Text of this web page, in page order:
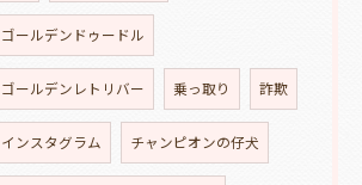
ゴールデンドゥードル
ゴールデンレトリバー 乗っ取り 詐欺
インスタグラム チャンピオンの仔犬